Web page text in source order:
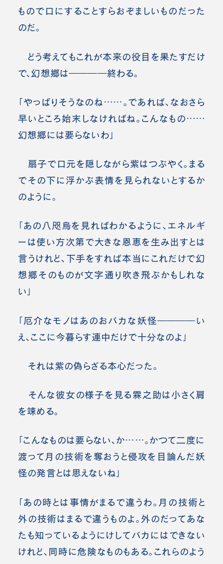
もので口にすることすらおぞましいものだった
のだ。
どう考えてもこれが本来の役目を果たすだけ
で、幻想郷は――――終わる。
「やっぱりそうなのね……。であれば、なおさら
早いところ始末しなければね。こんなもの……
幻想郷には要らないわ」
扇子で口元を隠しながら紫はつぶやく。まる
でその下に浮かぶ表情を見られないとするか
のように。
「あの八咫烏を見ればわかるように、エネルギ
ーは使い方次第で大きな恩恵を生み出すとは
言うけれど、下手をすれば本当にこれだけで幻
想郷そのものが文字通り吹き飛ぶかもしれな
い」
「厄介なモノはあのおバカな妖怪――――い
え、ここに今暮らす連中だけで十分なのよ」
それは紫の偽らざる本心だった。
そんな彼女の様子を見る霖之助は小さく肩
を竦める。
「こんなものは要らない、か……。かつて二度に
渡って月の技術を奪おうと侵攻を目論んだ妖
怪の発言とは思えないね」
「あの時とは事情がまるで違うわ。月の技術と
外の技術はまるで違うものよ。外のだってあな
たも知っているようにけしてバカにはできない
けれど、同時に危険なものもある。これらのよう